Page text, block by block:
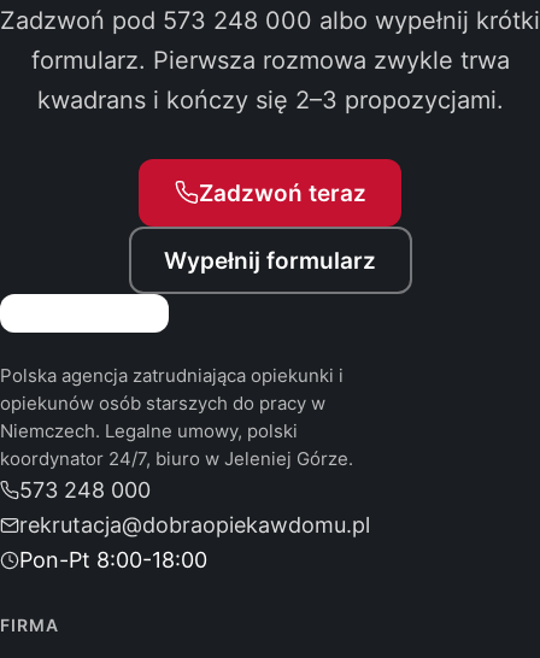
Zadzwoń pod 573 248 000 albo wypełnij krótki
formularz. Pierwsza rozmowa zwykle trwa
kwadrans i kończy się 2–3 propozycjami.
Zadzwoń teraz
Wypełnij formularz
Polska agencja zatrudniająca opiekunki i
opiekunów osób starszych do pracy w
Niemczech. Legalne umowy, polski
koordynator 24/7, biuro w Jeleniej Górze.
573 248 000
rekrutacja@dobraopiekawdomu.pl
Pon-Pt 8:00-18:00
FIRMA